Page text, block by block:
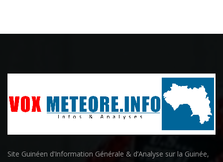
Site Guinéen d’Information Générale & d’Analyse sur la Guinée,